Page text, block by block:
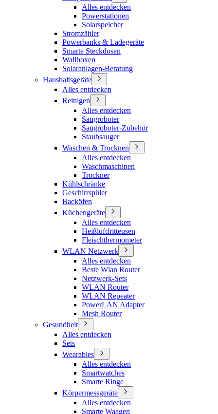
Alles entdecken
Powerstationen
Solarspeicher
Stromzähler
Powerbanks & Ladegeräte
Smarte Steckdosen
Wallboxen
Solaranlagen-Beratung
Haushaltsgeräte
Alles entdecken
Reinigen
Alles entdecken
Saugroboter
Saugroboter-Zubehör
Staubsauger
Waschen & Trocknen
Alles entdecken
Waschmaschinen
Trockner
Kühlschränke
Geschirrspüler
Backöfen
Küchengeräte
Alles entdecken
Heißluftfritteusen
Fleischthermometer
WLAN Netzwerk
Alles entdecken
Beste Wlan Router
Netzwerk-Sets
WLAN Router
WLAN Repeater
PowerLAN Adapter
Mesh Router
Gesundheit
Alles entdecken
Sets
Wearables
Alles entdecken
Smartwatches
Smarte Ringe
Körpermessgeräte
Alles entdecken
Smarte Waagen